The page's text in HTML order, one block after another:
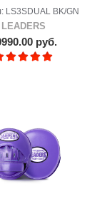
LS3SDUAL BK/GN
LEADERS
руб.